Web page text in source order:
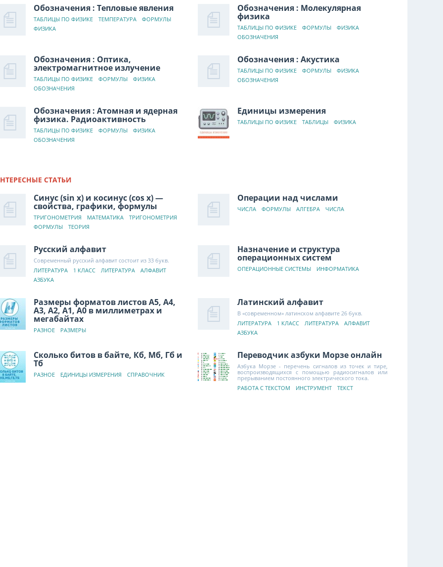
Обозначения : Тепловые явления
ТАБЛИЦЫ ПО ФИЗИКЕ ТЕМПЕРАТУРА
ФОРМУЛЫ
ФИЗИКА
Обозначения : Молекулярная
физика
ТАБЛИЦЫ ПО ФИЗИКЕ ФОРМУЛЫ
ФИЗИКА
ОБОЗНАЧЕНИЯ
Обозначения : Оптика,
электромагнитное излучение
ТАБЛИЦЫ ПО ФИЗИКЕ ФОРМУЛЫ
ФИЗИКА
ОБОЗНАЧЕНИЯ
Обозначения : Акустика
ТАБЛИЦЫ ПО ФИЗИКЕ ФОРМУЛЫ
ФИЗИКА
ОБОЗНАЧЕНИЯ
Обозначения : Атомная и ядерная
физика. Радиоактивность
ТАБЛИЦЫ ПО ФИЗИКЕ ФОРМУЛЫ
ФИЗИКА
ОБОЗНАЧЕНИЯ
Единицы измерения
ТАБЛИЦЫ ПО ФИЗИКЕ ТАБЛИЦЫ ФИЗИКА
СТАТЬИ
Синус (sin x) и косинус (cos x) —
свойства, графики, формулы
ТРИГОНОМЕТРИЯ МАТЕМАТИКА
ТРИГОНОМЕТРИЯ
ФОРМУЛЫ
ТЕОРИЯ
Операции над числами
ЧИСЛА ФОРМУЛЫ АЛГЕБРА ЧИСЛА
Русский алфавит
Современный русский алфавит состоит из 33 букв.
ЛИТЕРАТУРА
1 КЛАСС ЛИТЕРАТУРА
АЛФАВИТ
АЗБУКА
Назначение и структура
операционных систем
ОПЕРАЦИОННЫЕ СИСТЕМЫ ИНФОРМАТИКА
Размеры форматов листов А5, А4,
А3, А2, А1, А0 в миллиметрах и
мегабайтах
РАЗНОЕ РАЗМЕРЫ
Латинский алфавит
В «современном» латинском алфавите 26 букв.
ЛИТЕРАТУРА
1 КЛАСС ЛИТЕРАТУРА
АЛФАВИТ
АЗБУКА
Сколько битов в байте, Кб, Мб, Гб и
Тб
РАЗНОЕ ЕДИНИЦЫ ИЗМЕРЕНИЯ СПРАВОЧНИК
Переводчик азбуки Морзе онлайн
Азбука Морзе - перечень сигналов из точек и тире,
воспроизводящихся с помощью радиосигналов или
прерыванием постоянного электрического тока.
РАБОТА С ТЕКСТОМ
ИНСТРУМЕНТ ТЕКСТ